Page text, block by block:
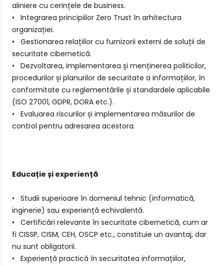
aliniere cu cerințele de business.
• Integrarea principiilor Zero Trust în arhitectura
organizației.
• Gestionarea relațiilor cu furnizorii externi de soluții de
securitate cibernetică.
• Dezvoltarea, implementarea și menținerea politicilor,
procedurilor și planurilor de securitate a informațiilor, în
conformitate cu reglementările și standardele aplicabile
(ISO 27001, GDPR, DORA etc.).
• Evaluarea riscurilor și implementarea măsurilor de
control pentru adresarea acestora.
Educație și experiență
• Studii superioare în domeniul tehnic (informatică,
inginerie) sau experiență echivalentă.
• Certificări relevante în securitate cibernetică, cum ar
fi CISSP, CISM, CEH, OSCP etc., constituie un avantaj, dar
nu sunt obligatorii.
• Experiență practică în securitatea informațiilor,